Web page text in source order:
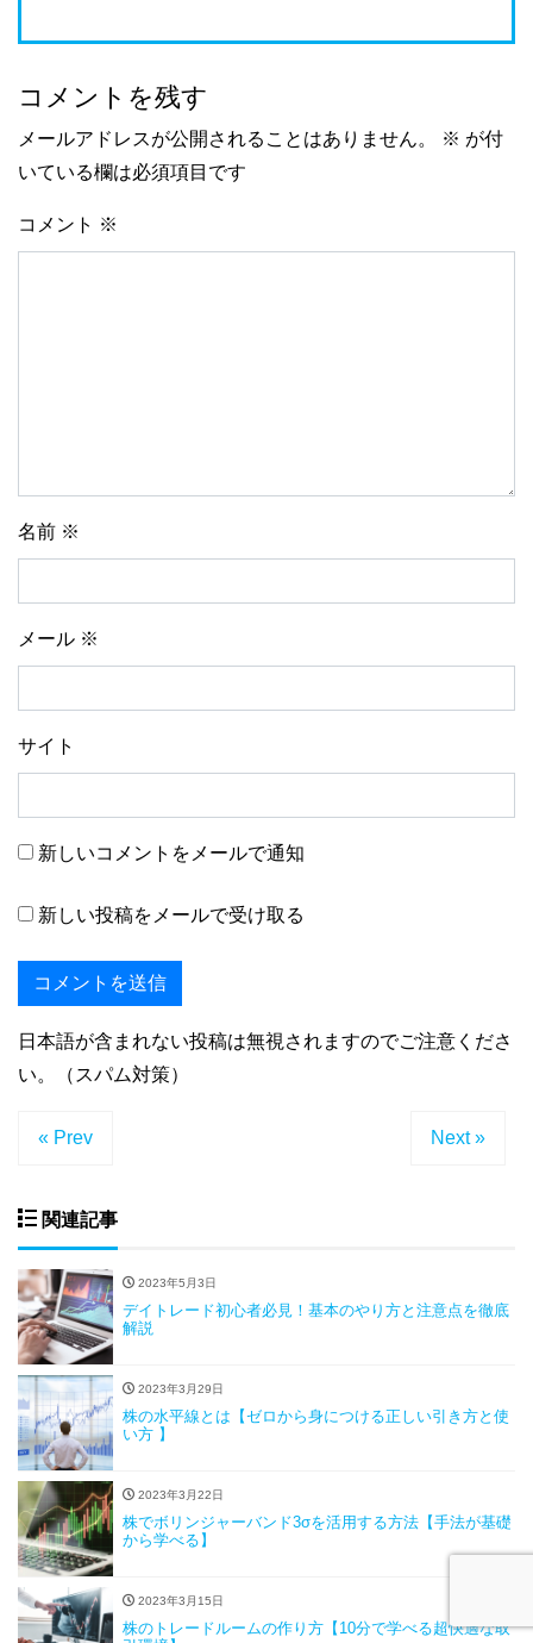
コメントを残す
メールアドレスが公開されることはありません。 ※ が付
いている欄は必須項目です
コメント ※
名前 ※
メール ※
サイト
新しいコメントをメールで通知
新しい投稿をメールで受け取る
日本語が含まれない投稿は無視されますのでご注意くださ
い。（スパム対策）
« Prev Next »
関連記事
2023年5月3日
デイトレード初心者必見！基本のやり方と注意点を徹底
解説
2023年3月29日
株の水平線とは【ゼロから身につける正しい引き方と使
い方 】
2023年3月22日
株でボリンジャーバンド3σを活用する方法【手法が基礎
から学べる】
2023年3月15日
株のトレードルームの作り方【10分で学べる超快適な取